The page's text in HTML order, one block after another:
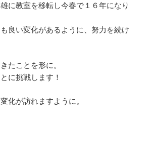
に教室を移転し今春で１６年になり
良い変化があるように、努力を続け
たことを形に。
に挑戦します！
化が訪れますように。